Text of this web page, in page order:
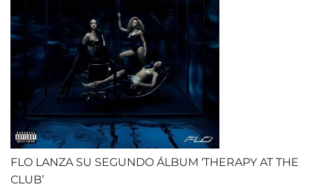
FLO LANZA SU SEGUNDO ÁLBUM ‘THERAPY AT THE
CLUB’